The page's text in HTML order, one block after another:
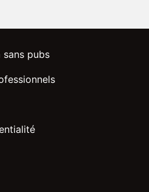
sans pubs